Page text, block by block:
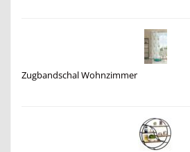
Zugbandschal Wohnzimmer